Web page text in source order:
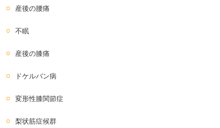
産後の腰痛
不眠
産後の膝痛
ドケルバン病
変形性膝関節症
梨状筋症候群